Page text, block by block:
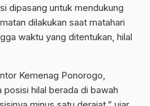
dipasang untuk mendukung
dilakukan saat matahari
waktu yang ditentukan, hilal
Kemenag Ponorogo,
hilal berada di bawah